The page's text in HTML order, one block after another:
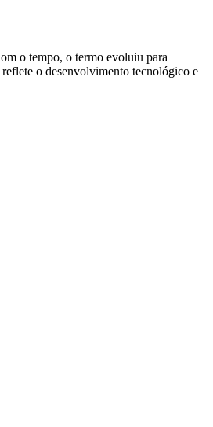
o tempo, o termo evoluiu para
o desenvolvimento tecnológico e